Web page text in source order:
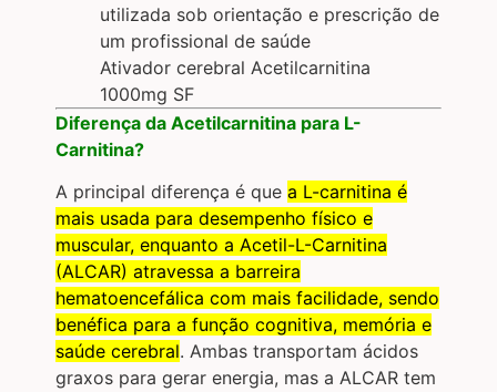
utilizada sob orientação e prescrição de
um profissional de saúde
Ativador cerebral Acetilcarnitina
1000mg SF
Diferença da Acetilcarnitina para L-
Carnitina?
A principal diferença é que a L-carnitina é
mais usada para desempenho físico e
muscular, enquanto a Acetil-L-Carnitina
(ALCAR) atravessa a barreira
hematoencefálica com mais facilidade, sendo
benéfica para a função cognitiva, memória e
saúde cerebral. Ambas transportam ácidos
graxos para gerar energia, mas a ALCAR tem